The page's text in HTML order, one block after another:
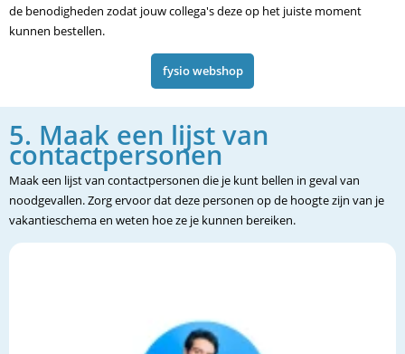
de benodigheden zodat jouw collega's deze op het juiste moment
kunnen bestellen.
fysio webshop
5. Maak een lijst van
contactpersonen
Maak een lijst van contactpersonen die je kunt bellen in geval van
noodgevallen. Zorg ervoor dat deze personen op de hoogte zijn van je
vakantieschema en weten hoe ze je kunnen bereiken.